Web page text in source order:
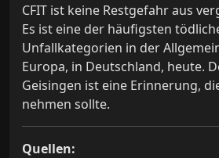
CFIT ist keine Restgefahr aus
Es ist eine der häufigsten
Unfallkategorien in der
Europa, in Deutschland, heute.
Geisingen ist eine Erinnerung,
nehmen sollte.
Quellen: